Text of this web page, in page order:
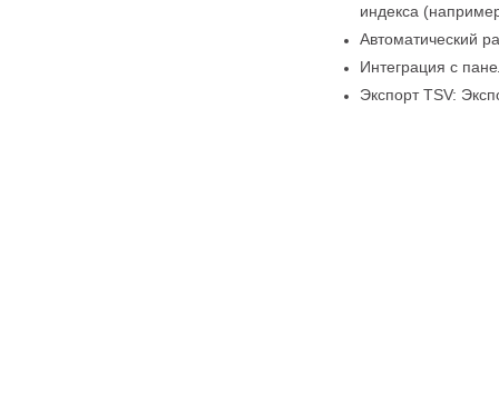
индекса
Автоматический
Интеграция с
Экспорт TSV: